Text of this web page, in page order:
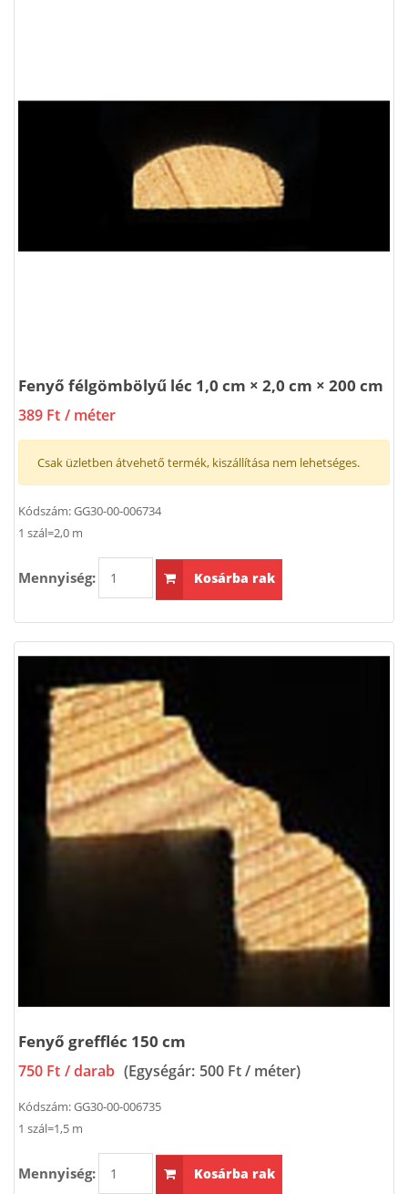
Fenyő félgömbölyű léc 1,0 cm × 2,0 cm × 200 cm
389 Ft / méter
Csak üzletben átvehető termék, kiszállítása nem lehetséges.
Kódszám:GG30-00-006734
1 szál=2,0 m
Mennyiség: Kosárba rak
Fenyő greffléc 150 cm
750 Ft / darab (Egységár: 500 Ft / méter)
Kódszám:GG30-00-006735
1 szál=1,5 m
Mennyiség: Kosárba rak